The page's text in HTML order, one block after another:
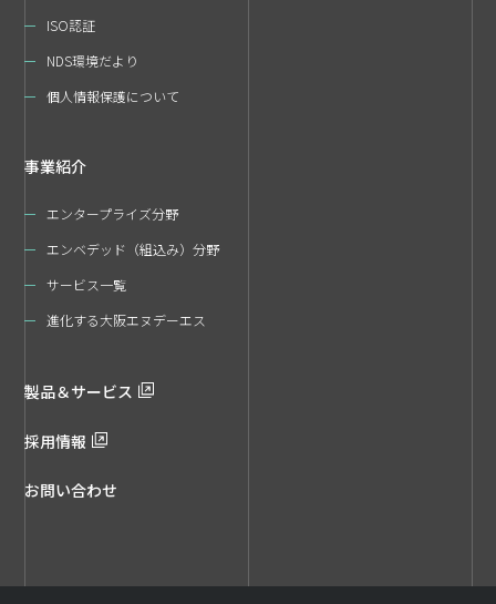
ISO認証
NDS環境だより
個人情報保護について
事業紹介
エンタープライズ分野
エンベデッド（組込み）分野
サービス一覧
進化する大阪エヌデーエス
製品＆サービス
採用情報
お問い合わせ